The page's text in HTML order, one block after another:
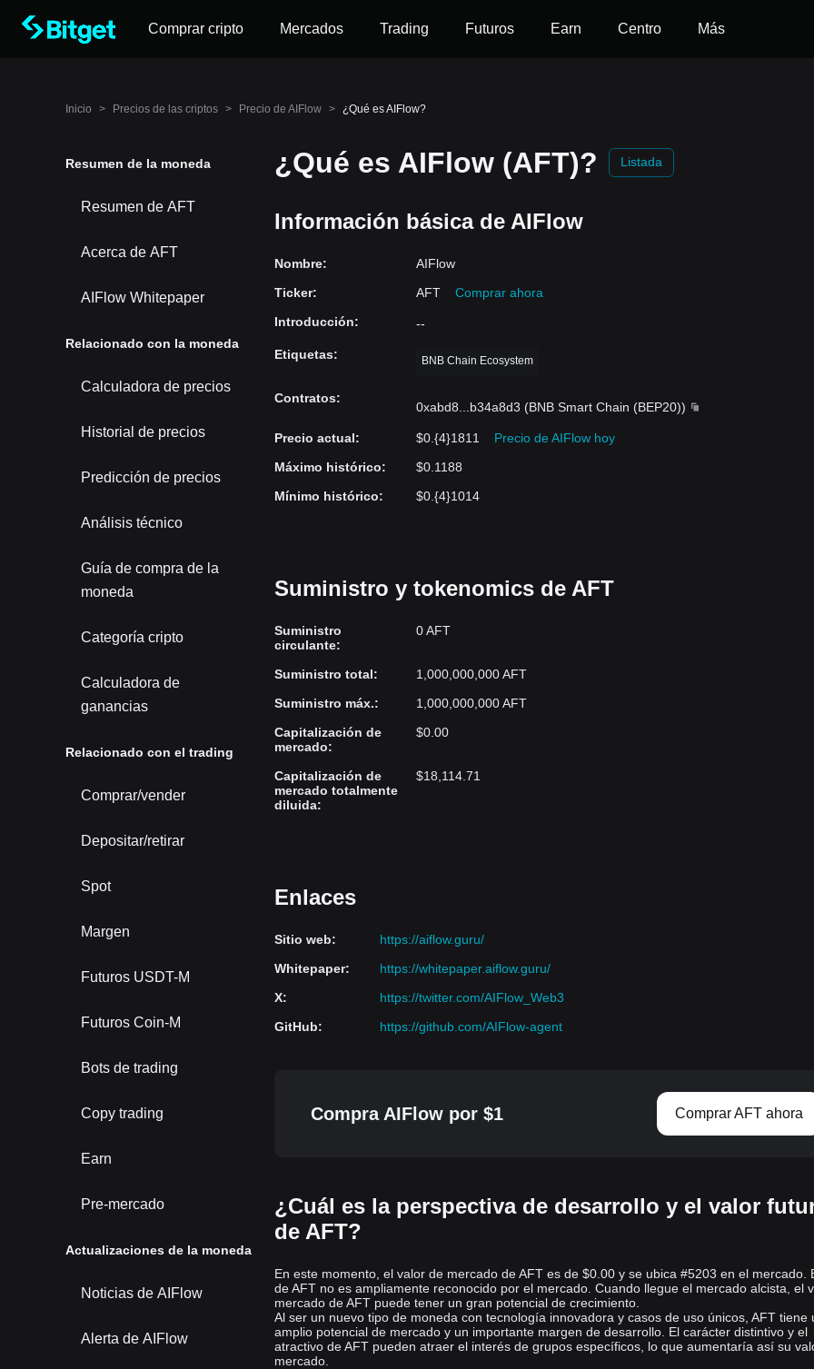
Comprar cripto Mercados Trading Futuros Earn Centro Más
Inicio > Precios de las criptos > Precio de AIFlow > ¿Qué es AIFlow?
Resumen de la moneda
Resumen de AFT
Acerca de AFT
AIFlow Whitepaper
Relacionado con la moneda
Calculadora de precios
Historial de precios
Predicción de precios
Análisis técnico
Guía de compra de la
moneda
Categoría cripto
Calculadora de
ganancias
Relacionado con el trading
Comprar/vender
Depositar/retirar
Spot
Margen
Futuros USDT-M
Futuros Coin-M
Bots de trading
Copy trading
Earn
Pre-mercado
Actualizaciones de la moneda
Noticias de AIFlow
Alerta de AIFlow
¿Qué es AIFlow (AFT)? Listada
Información básica de AIFlow
Nombre:
AIFlow
Ticker: AFT
Comprar ahora
Introducción: --
Etiquetas: BNB Chain Ecosystem
Contratos:
0xabd8 b34a8d3 (BNB Smart Chain (BEP20))
Precio actual: $0.{4}1811
Precio de AIFlow hoy
Máximo histórico:
$0.1188
Mínimo histórico: $0.{4}1014
Suministro y tokenomics de AFT
Suministro
circulante:
0 AFT
Suministro total:
1,000,000,000 AFT
Suministro máx.:
1,000,000,000 AFT
Capitalización de
mercado:
$0.00
Capitalización de
mercado totalmente
diluida:
$18,114.71
Enlaces
Sitio web:
https://aiflow.guru/
Whitepaper:
https://whitepaper.aiflow.guru/
X:
https://twitter.com/AIFlow_Web3
GitHub: https://github.com/AIFlow-agent
Compra AIFlow por $1 Comprar AFT ahora
¿Cuál es la perspectiva de desarrollo y el valor
de AFT?
En este momento, el valor de mercado de AFT es de $0.00 y se ubica #5203 en el mercado.
de AFT no es ampliamente reconocido por el mercado. Cuando llegue el mercado alcista, el
mercado de AFT puede tener un gran potencial de crecimiento.
Al ser un nuevo tipo de moneda con tecnología innovadora y casos de uso únicos, AFT tiene
amplio potencial de mercado y un importante margen de desarrollo. El carácter distintivo y el
atractivo de AFT pueden atraer el interés de grupos específicos, lo que aumentaría así su
mercado.